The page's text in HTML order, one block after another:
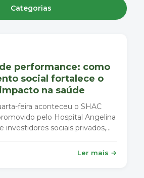
performance: como
social fortalece o
na saúde
feira aconteceu o SHAC
pelo Hospital Angelina
investidores sociais privados,
social na saúde.
Ler mais →
Categorias